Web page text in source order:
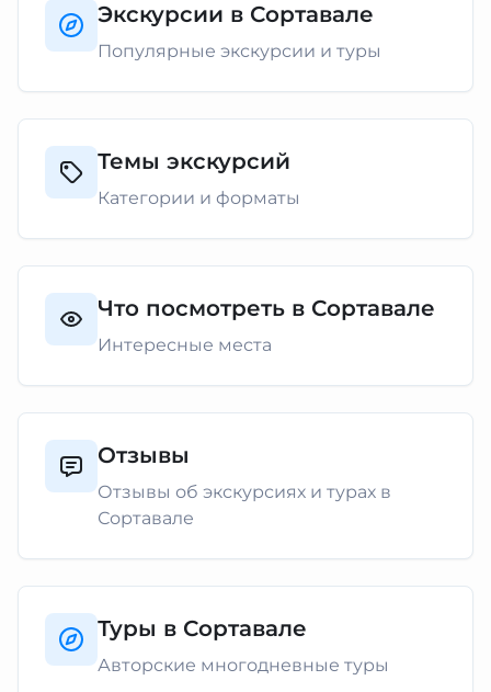
Экскурсии в Сортавале
Популярные экскурсии и туры
Темы экскурсий
Категории и форматы
Что посмотреть в Сортавале
Интересные места
Отзывы
Отзывы об экскурсиях и турах в
Сортавале
Туры в Сортавале
Авторские многодневные туры